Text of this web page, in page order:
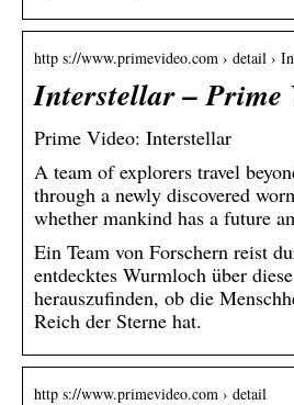
http s://www.primevideo.com › detail ›
Interstellar – Prime
Prime Video: Interstellar
A team of explorers travel
through a newly discovered
whether mankind has a future
Ein Team von Forschern reist
entdecktes Wurmloch über
herauszufinden, ob die
Reich der Sterne hat.
http s://www.primevideo.com › detail